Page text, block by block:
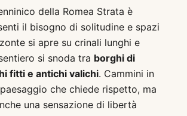
della Romea Strata è
il bisogno di solitudine e spazi
si apre su crinali lunghi e
si snoda tra borghi di
fitti e antichi valichi. Cammini in
che chiede rispetto, ma
una sensazione di libertà